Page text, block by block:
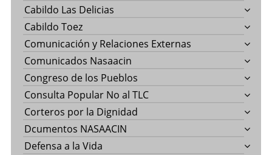
Cabildo Las Delicias
Cabildo Toez
Comunicación y Relaciones Externas
Comunicados Nasaacin
Congreso de los Pueblos
Consulta Popular No al TLC
Corteros por la Dignidad
Dcumentos NASAACIN
Defensa a la Vida